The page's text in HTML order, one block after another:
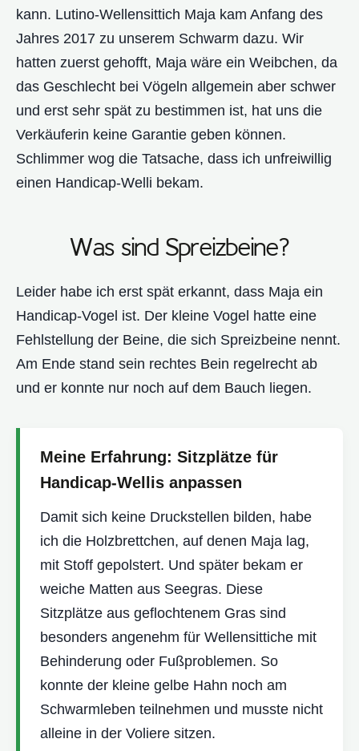
kann. Lutino-Wellensittich Maja kam Anfang des
Jahres 2017 zu unserem Schwarm dazu. Wir
hatten zuerst gehofft, Maja wäre ein Weibchen, da
das Geschlecht bei Vögeln allgemein aber schwer
und erst sehr spät zu bestimmen ist, hat uns die
Verkäuferin keine Garantie geben können.
Schlimmer wog die Tatsache, dass ich unfreiwillig
einen Handicap-Welli bekam.
Was sind Spreizbeine?
Leider habe ich erst spät erkannt, dass Maja ein
Handicap-Vogel ist. Der kleine Vogel hatte eine
Fehlstellung der Beine, die sich Spreizbeine nennt.
Am Ende stand sein rechtes Bein regelrecht ab
und er konnte nur noch auf dem Bauch liegen.
Meine Erfahrung: Sitzplätze für
Handicap-Wellis anpassen
Damit sich keine Druckstellen bilden, habe
ich die Holzbrettchen, auf denen Maja lag,
mit Stoff gepolstert. Und später bekam er
weiche Matten aus Seegras. Diese
Sitzplätze aus geflochtenem Gras sind
besonders angenehm für Wellensittiche mit
Behinderung oder Fußproblemen. So
konnte der kleine gelbe Hahn noch am
Schwarmleben teilnehmen und musste nicht
alleine in der Voliere sitzen.